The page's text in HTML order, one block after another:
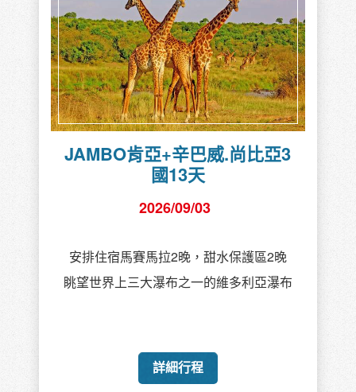
JAMBO肯亞+辛巴威.尚比亞3
國13天
2026/09/03
安排住宿馬賽馬拉2晚，甜水保護區2晚
眺望世界上三大瀑布之一的維多利亞瀑布
詳細行程